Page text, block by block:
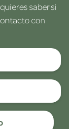
saber si
con